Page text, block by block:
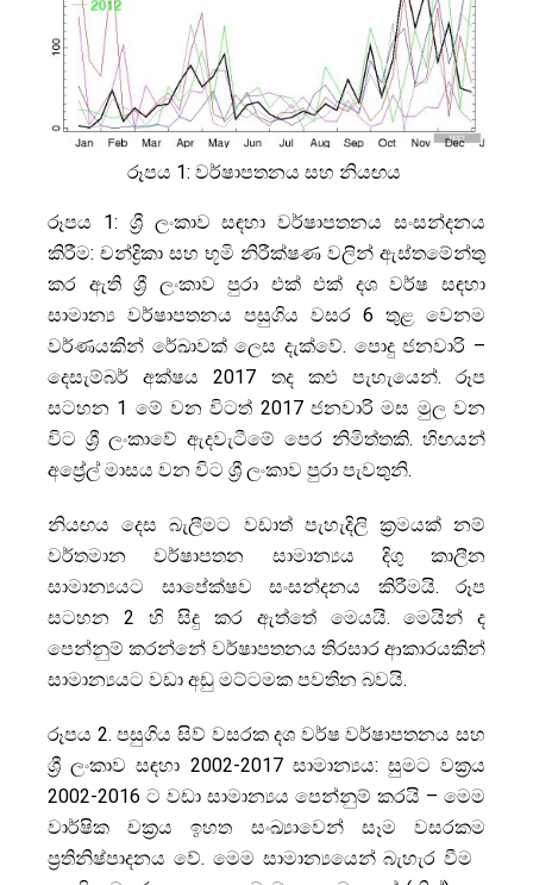
රූපය 1: වර්ෂාපතනය සහ නියඟය
රූපය 1: ශ්‍රී ලංකාව සඳහා වර්ෂාපතනය සංසන්දනය
කිරීම: චන්ද්‍රිකා සහ භූමි නිරීක්ෂණ වලින් ඇස්තමේන්තු
කර ඇති ශ්‍රී ලංකාව පුරා එක් එක් දශ වර්ෂ සඳහා
සාමාන්‍ය වර්ෂාපතනය පසුගිය වසර 6 තුළ වෙනම
වර්ණයකින් රේඛාවක් ලෙස දැක්වේ. පොදු ජනවාරි –
දෙසැම්බර් අක්ෂය 2017 තද කළු පැහැයෙන්. රූප
සටහන 1 මේ වන විටත් 2017 ජනවාරි මස මුල වන
විට ශ්‍රී ලංකාවේ ඇදවැටීමේ පෙර නිමිත්තකි. හිඟයන්
අප්‍රේල් මාසය වන විට ශ්‍රී ලංකාව පුරා පැවතුනි.
නියඟය දෙස බැලීමට වඩාත් පැහැදිලි ක්‍රමයක් නම්
වර්තමාන වර්ෂාපතන සාමාන්‍යය දිගු කාලීන
සාමාන්‍යයට සාපේක්ෂව සංසන්දනය කිරීමයි. රූප
සටහන 2 හි සිදු කර ඇත්තේ මෙයයි. මෙයින් ද
පෙන්නුම් කරන්නේ වර්ෂාපතනය තිරසාර ආකාරයකින්
සාමාන්‍යයට වඩා අඩු මට්ටමක පවතින බවයි.
රූපය 2. පසුගිය සිව් වසරක දශ වර්ෂ වර්ෂාපතනය සහ
ශ්‍රී ලංකාව සඳහා 2002-2017 සාමාන්‍යය: සුමට වක්‍රය
2002-2016 ට වඩා සාමාන්‍යය පෙන්නුම් කරයි – මෙම
වාර්ෂික චක්‍රය ඉහත සංඛ්‍යාවෙන් සෑම වසරකම
ප්‍රතිනිෂ්පාදනය වේ. මෙම සාමාන්‍යයෙන් බැහැර වීම